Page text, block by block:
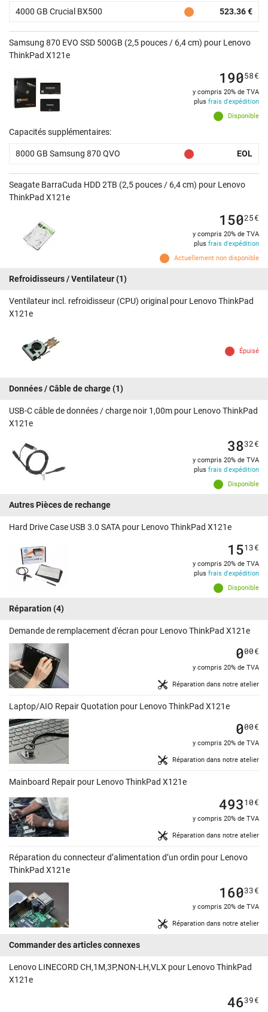
4000 GB Crucial BX500 523.36 €
Samsung 870 EVO SSD 500GB (2,5 pouces / 6,4 cm) pour Lenovo
ThinkPad X121e
Disponible
19058€
y compris 20% de TVA
plus frais d'expédition
Capacités supplémentaires:
8000 GB Samsung 870 QVO EOL
Seagate BarraCuda HDD 2TB (2,5 pouces / 6,4 cm) pour Lenovo
ThinkPad X121e
Actuellement non disponible
15025€
y compris 20% de TVA
plus frais d'expédition
Refroidisseurs / Ventilateur(1)
Ventilateur incl. refroidisseur (CPU) original pour Lenovo ThinkPad
X121e
Épuisé
Données / Câble de charge(1)
USB-C câble de données / charge noir 1,00m pour Lenovo ThinkPad
X121e
Disponible
3832€
y compris 20% de TVA
plus frais d'expédition
Autres Pièces de rechange
Hard Drive Case USB 3.0 SATA pour Lenovo ThinkPad X121e
Disponible
1513€
y compris 20% de TVA
plus frais d'expédition
Réparation (4)
Demande de remplacement d'écran pour Lenovo ThinkPad X121e
Réparation dans notre atelier
000€
y compris 20% de TVA
Laptop/AIO Repair Quotation pour Lenovo ThinkPad X121e
Réparation dans notre atelier
000€
y compris 20% de TVA
Mainboard Repair pour Lenovo ThinkPad X121e
Réparation dans notre atelier
49310€
y compris 20% de TVA
Réparation du connecteur d’alimentation d’un ordin pour Lenovo
ThinkPad X121e
Réparation dans notre atelier
16033€
y compris 20% de TVA
Commander des articles connexes
Lenovo LINECORD CH,1M,3P,NON-LH,VLX pour Lenovo ThinkPad
X121e
4639€